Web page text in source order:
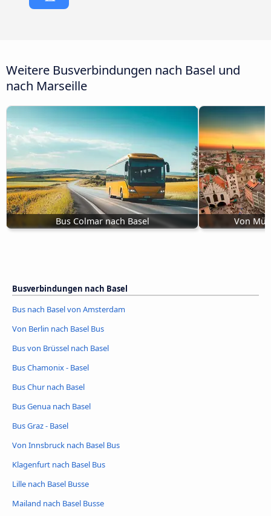
Weitere Busverbindungen nach Basel und
nach Marseille
Bus Colmar nach Basel Von
Busverbindungen nach Basel
Bus nach Basel von Amsterdam
Von Berlin nach Basel Bus
Bus von Brüssel nach Basel
Bus Chamonix - Basel
Bus Chur nach Basel
Bus Genua nach Basel
Bus Graz - Basel
Von Innsbruck nach Basel Bus
Klagenfurt nach Basel Bus
Lille nach Basel Busse
Mailand nach Basel Busse